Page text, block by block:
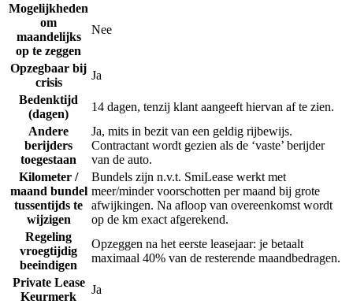
Mogelijkheden
om
maandelijks
op te zeggen
Nee
Opzegbaar bij
crisis
Ja
Bedenktijd
(dagen)
14 dagen, tenzij klant aangeeft hiervan af te zien.
Andere
berijders
toegestaan
Ja, mits in bezit van een geldig rijbewijs.
Contractant wordt gezien als de ‘vaste’ berijder
van de auto.
Kilometer /
maand bundel
tussentijds te
wijzigen
Bundels zijn n.v.t. SmiLease werkt met
meer/minder voorschotten per maand bij grote
afwijkingen. Na afloop van overeenkomst wordt
op de km exact afgerekend.
Regeling
vroegtijdig
beeindigen
Opzeggen na het eerste leasejaar: je betaalt
maximaal 40% van de resterende maandbedragen.
Private Lease
Keurmerk
Ja